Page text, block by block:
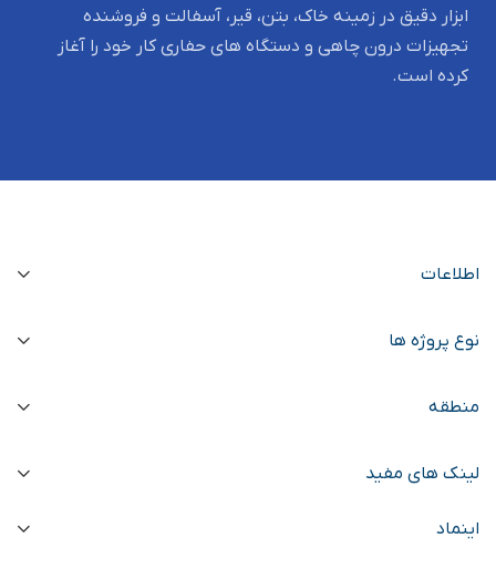
ابزار دقیق در زمینه خاک، بتن، قیر، آسفالت و فروشنده
تجهیزات درون چاهی و دستگاه های حفاری کار خود را آغاز
کرده است.
اطلاعات
نوع پروژه ها
منطقه
لینک های مفید
اینماد